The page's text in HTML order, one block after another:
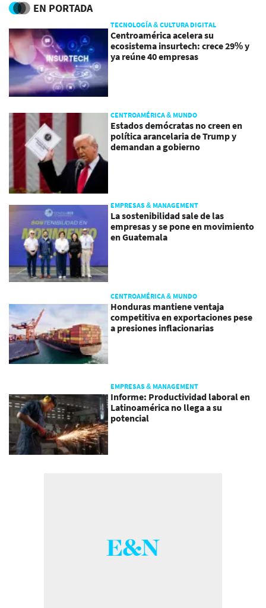
EN PORTADA
TECNOLOGÍA & CULTURA DIGITAL
Centroamérica acelera su
ecosistema insurtech: crece 29% y
ya reúne 40 empresas
CENTROAMÉRICA & MUNDO
Estados demócratas no creen en
política arancelaria de Trump y
demandan a gobierno
EMPRESAS & MANAGEMENT
La sostenibilidad sale de las
empresas y se pone en movimiento
en Guatemala
CENTROAMÉRICA & MUNDO
Honduras mantiene ventaja
competitiva en exportaciones pese
a presiones inflacionarias
EMPRESAS & MANAGEMENT
Informe: Productividad laboral en
Latinoamérica no llega a su
potencial